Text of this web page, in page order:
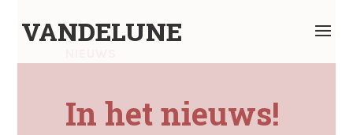
VANDELUNE
In het nieuws!